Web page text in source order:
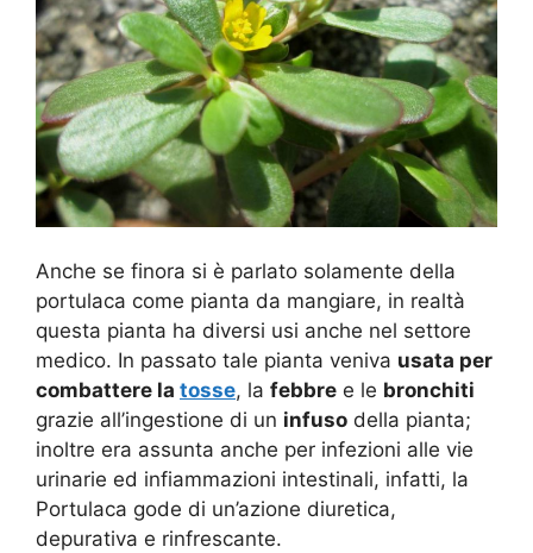
Anche se finora si è parlato solamente della
portulaca come pianta da mangiare, in realtà
questa pianta ha diversi usi anche nel settore
medico. In passato tale pianta veniva usata per
combattere la tosse, la febbre e le bronchiti
grazie all’ingestione di un infuso della pianta;
inoltre era assunta anche per infezioni alle vie
urinarie ed infiammazioni intestinali, infatti, la
Portulaca gode di un’azione diuretica,
depurativa e rinfrescante.